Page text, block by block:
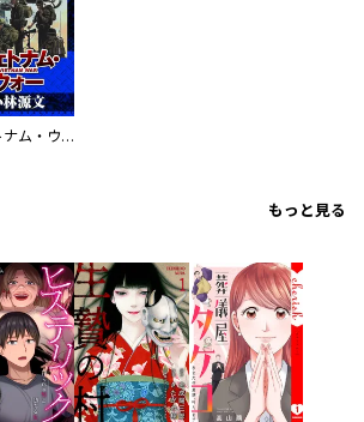
ヴェトナム・ウォー VIETNAM WAR
もっと見る